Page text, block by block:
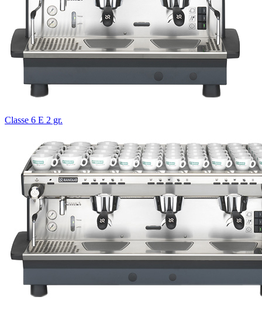
Classe 6 E 2 gr.